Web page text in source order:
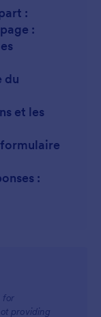
:
:
du
et les
:
for
providing